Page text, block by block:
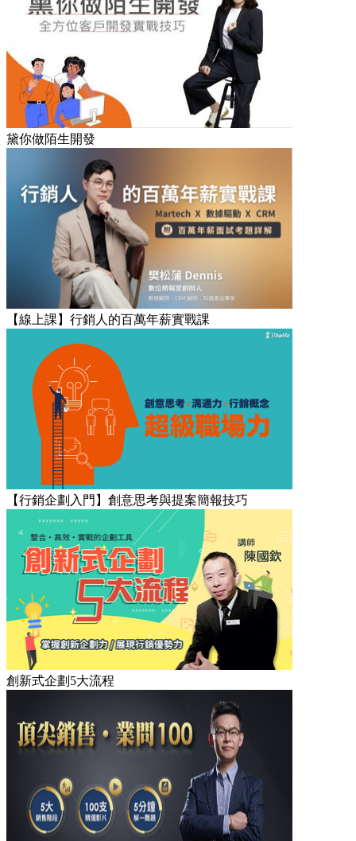
黛你做陌生開發
【線上課】行銷人的百萬年薪實戰課
【行銷企劃入門】創意思考與提案簡報技巧
創新式企劃5大流程